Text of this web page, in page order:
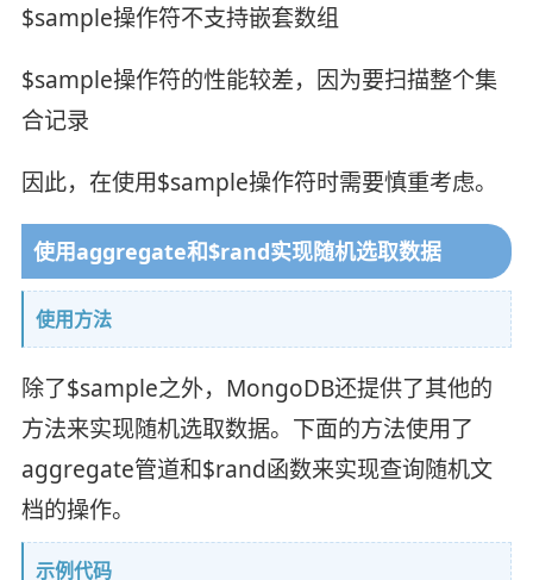
$sample操作符不支持嵌套数组
$sample操作符的性能较差，因为要扫描整个集
合记录
因此，在使用$sample操作符时需要慎重考虑。
使用aggregate和$rand实现随机选取数据
使用方法
除了$sample之外，MongoDB还提供了其他的
方法来实现随机选取数据。下面的方法使用了
aggregate管道和$rand函数来实现查询随机文
档的操作。
示例代码